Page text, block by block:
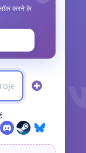
करने के